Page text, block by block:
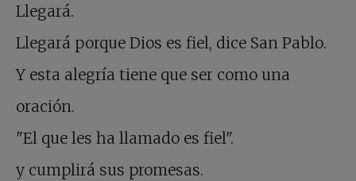
Llegará.
Llegará porque Dios es fiel, dice San Pablo.
Y esta alegría tiene que ser como una
oración.
"El que les ha llamado es fiel".
y cumplirá sus promesas.